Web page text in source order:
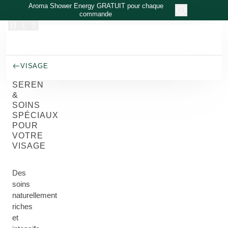
Allez au contenu principal
Aroma Shower Energy GRATUIT pour chaque
commande
VISAGE
SEREN
&
SOINS
SPÉCIAUX
POUR
VOTRE
VISAGE
Des
soins
naturellement
riches
et